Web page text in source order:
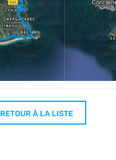
RETOUR À LA LISTE